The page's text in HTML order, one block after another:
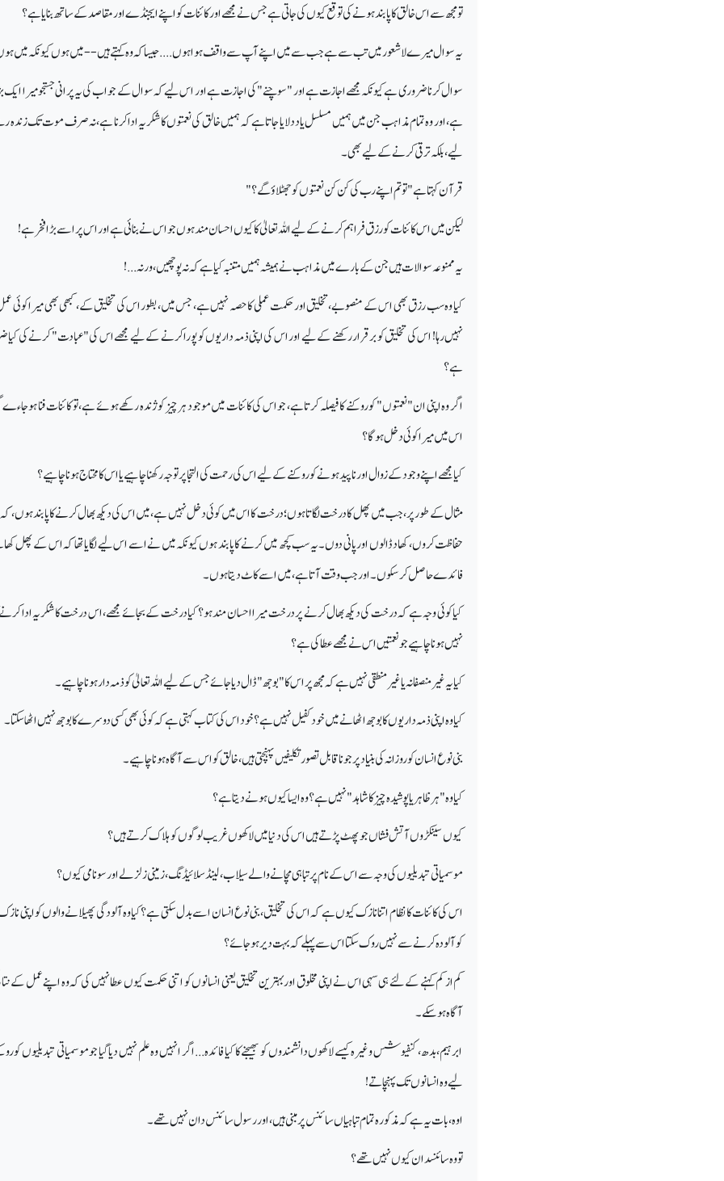
تو مجھ سے اس خالق کا پابند ہونے کی توقع کیوں کی جاتی ہے جس نے مجھے اور کائنات کو اپنے ایجنڈے اور مقاصد کے ساتھ بنایا ہے؟
یہ سوال میرے لاشعور میں تب سے ہے جب سے میں اپنے آپ سے واقف ہوا ہوں.... جیسا کہ وہ کہتے ہیں -- میں ہوں کیونکہ میں
سوال کرنا ضروری ہے کیونکہ مجھے اجازت ہے اور "سوچنے" کی اجازت ہے اور اس لیے کہ سوال کے جواب کی یہ پرانی جستجو میرا ایک
ہے، اور وہ تمام مذاہب جن میں ہمیں مسلسل یاد دلایا جاتا ہے کہ ہمیں خالق کی نعمتوں کا شکریہ ادا کرنا ہے، نہ صرف موت تک زندہ
لیے، بلکہ ترقی کرنے کے لیے بھی۔
قرآن کہتا ہے "تو تم اپنے رب کی کن کن نعمتوں کو جھٹلاؤ گے؟"
لیکن میں اس کائنات کو رزق فراہم کرنے کے لیے اللہ تعالیٰ کا کیوں احسان مند ہوں جو اس نے بنائی ہے اور اس پر اسے بڑا فخر ہے!
یہ ممنوعہ سوالات ہیں جن کے بارے میں مذاہب نے ہمیشہ ہمیں متنبہ کیا ہے کہ نہ پوچھیں، ورنہ...!
کیا وہ سب رزق بھی اس کے منصوبے، تخلیق اور حکمت عملی کا حصہ نہیں ہے، جس میں، بطور اس کی تخلیق کے، کبھی بھی میرا کوئی
نہیں رہا! اس کی تخلیق کو برقرار رکھنے کے لیے اور اس کی اپنی ذمہ داریوں کو پورا کرنے کے لیے مجھے اس کی "عبادت" کرنے کی
ہے؟
اگر وہ اپنی ان "نعمتوں" کو روکنے کا فیصلہ کرتا ہے، جو اس کی کائنات میں موجود ہر چیز کو ژندہ رکھے ہوئے ہے، تو کائنات فنا ہو جاءے
اس میں میرا کوئی دخل ہوگا؟
کیا مجھے اپنے وجود کے زوال اور ناپید ہونے کو روکنے کے لیے اس کی رحمت کی التجا پر توجہ رکھنا چاہیے یا اس کا محتاج ہونا چاہیے؟
مثال کے طور پر، جب میں پھل کا درخت لگاتا ہوں؛ درخت کا اس میں کوئی دخل نہیں ہے، میں اس کی دیکھ بھال کرنے کا پابند ہوں،
حفاظت کروں، کھاد ڈالوں اور پانی دوں۔ یہ سب کچھ میں کرنے کا پابند ہوں کیونکہ میں نے اسے اس لیے لگایا تھا کہ اس کے پھل
فائدے حاصل کر سکوں۔ اور جب وقت آتا ہے، میں اسے کاٹ دیتا ہوں۔
کیا کوئی وجہ ہے کہ درخت کی دیکھ بھال کرنے پر درخت میرا احسان مند ہو؟ کیا درخت کے بجائے مجھے، اس درخت کا شکریہ ادا کرنے
نہیں ہونا چاہیے جو نعمتیں اس نے مجھے عطا کی ہے؟
کیا یہ غیر منصفانہ یا غیر منطقی نہیں ہے کہ مجھ پر اس کا "بوجھ" ڈال دیا جائے جس کے لیے اللہ تعالیٰ کو ذمہ دار ہونا چاہیے۔
کیا وہ اپنی ذمہ داریوں کا بوجھ اٹھانے میں خود کفیل نہیں ہے؟ خود اس کی کتاب کہتی ہے کہ کوئی بھی کسی دوسرے کا بوجھ نہیں اٹھا سکتا۔
بنی نوع انسان کو روزانہ کی بنیاد پر جو ناقابل تصور تکلیفیں پہنچتی ہیں، خالق کو اس سے آگاہ ہونا چاہیے۔
کیا وہ "ہر ظاہر یا پوشیدہ چیز کا شاہد" نہیں ہے؟ وہ ایسا کیوں ہونے دیتا ہے؟
کیوں سینکڑوں آتش فشاں جو پھٹ پڑتے ہیں اس کی دنیا میں لاکھوں غریب لوگوں کو ہلاک کرتے ہیں؟
موسمیاتی تبدیلیوں کی وجہ سے اس کے نام پر تباہی مچانے والے سیلاب، لینڈ سلائیڈنگ، زمینی زلزلے اور سونامی کیوں؟
اس کی کائنات کا نظام اتنا نازک کیوں ہے کہ اس کی تخلیق، بنی نوع انسان اسے بدل سکتی ہے؟ کیا وہ آلودگی پھیلانے والوں کو اپنی
کو آلودہ کرنے سے نہیں روک سکتا اس سے پہلے کہ بہت دیر ہو جائے؟
کم از کم کہنے کے لئے ہی سہی اس نے اپنی مخلوق اور بہترین تخلیق یعنی انسانوں کو اتنی حکمت کیوں عطا نہیں کی کہ وہ اپنے عمل کے
آگاہ ہو سکے۔
ابرہیم، بدھ، کنفیوشس وغیرہ کیسے لاکھوں دانشمندوں کو بھیجنے کا کیا فائدہ... اگر انہیں وہ علم نہیں دیا گیا جو موسمیاتی تبدیلیوں کو
لیے وہ انسانوں تک پہنچاتے!
اوہ، بات یہ ہے کہ مذکورہ تمام تباہیاں سائنس پر مبنی ہیں، اور رسول سائنس دان نہیں تھے۔
تو وہ سائنسدان کیوں نہیں تھے؟